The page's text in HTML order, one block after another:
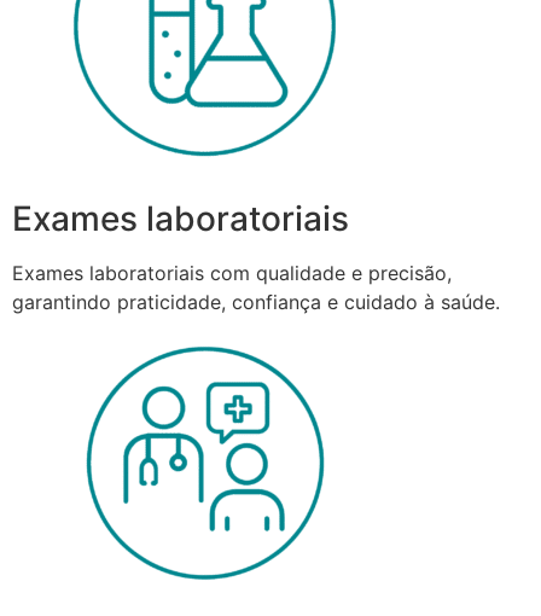
Exames laboratoriais
Exames laboratoriais com qualidade e precisão,
garantindo praticidade, confiança e cuidado à saúde.